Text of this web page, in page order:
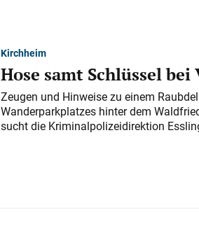
Kirchheim
Hose samt Schlüssel
Zeugen und Hinweise zu einem
Wanderparkplatzes hinter dem
sucht die Kriminalpolizeidirektion